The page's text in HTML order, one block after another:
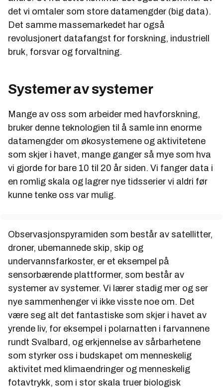
det vi omtaler som store datamengder (big data).
Det samme massemarkedet har også
revolusjonert datafangst for forskning, industriell
bruk, forsvar og forvaltning.
Systemer av systemer
Mange av oss som arbeider med havforskning,
bruker denne teknologien til å samle inn enorme
datamengder om økosystemene og aktivitetene
som skjer i havet, mange ganger så mye som hva
vi gjorde for bare 10 til 20 år siden. Vi fanger data i
en romlig skala og lagrer nye tidsserier vi aldri før
kunne tenke oss var mulig.
Observasjonspyramiden som består av satellitter,
droner, ubemannede skip, skip og
undervannsfarkoster, er et eksempel på
sensorbærende plattformer, som består av
systemer av systemer. Vi lærer stadig mer og ser
nye sammenhenger vi ikke visste noe om. Det
være seg alt det fantastiske som skjer i havet av
yrende liv, for eksempel i polarnatten i farvannene
rundt Svalbard, og erkjennelse av sårbarhetene
som styrker oss i budskapet om menneskelig
aktivitet med klimaendringer og menneskelig
fotavtrykk, som i stor skala truer biologisk